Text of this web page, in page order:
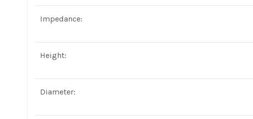
Impedance:
Height:
Diameter: